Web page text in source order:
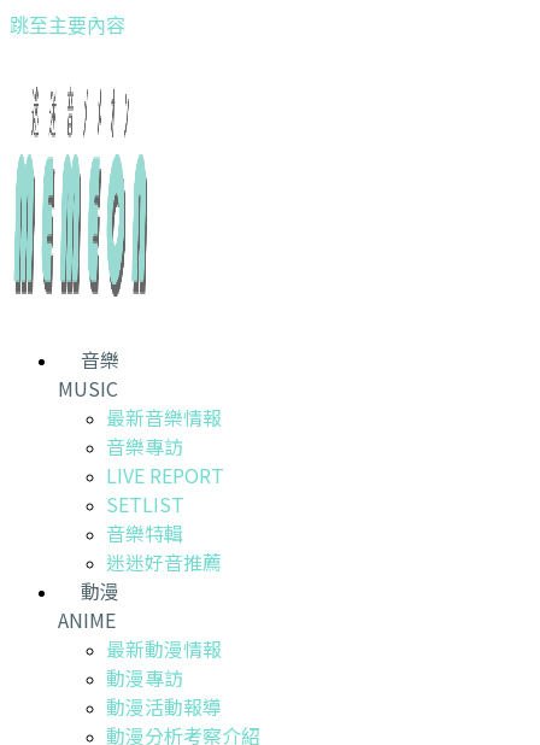
跳至主要內容
音樂
MUSIC
最新音樂情報
音樂專訪
LIVE REPORT
SETLIST
音樂特輯
迷迷好音推薦
動漫
ANIME
最新動漫情報
動漫專訪
動漫活動報導
動漫分析考察介紹